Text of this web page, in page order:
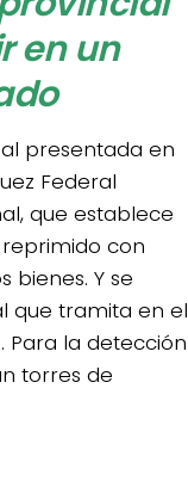
en un
presentada en
Federal
que establece
con
bienes. Y se
que tramita en el
Para la detección
torres de